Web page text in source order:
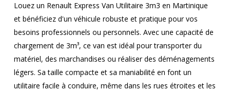
Louez un Renault Express Van Utilitaire 3m3 en Martinique
et bénéficiez d'un véhicule robuste et pratique pour vos
besoins professionnels ou personnels. Avec une capacité de
chargement de 3m³, ce van est idéal pour transporter du
matériel, des marchandises ou réaliser des déménagements
légers. Sa taille compacte et sa maniabilité en font un
utilitaire facile à conduire, même dans les rues étroites et les